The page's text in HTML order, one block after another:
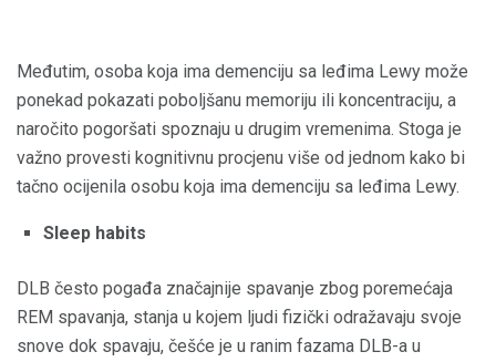
Međutim, osoba koja ima demenciju sa leđima Lewy može
ponekad pokazati poboljšanu memoriju ili koncentraciju, a
naročito pogoršati spoznaju u drugim vremenima. Stoga je
važno provesti kognitivnu procjenu više od jednom kako bi
tačno ocijenila osobu koja ima demenciju sa leđima Lewy.
Sleep habits
DLB često pogađa značajnije spavanje zbog poremećaja
REM spavanja, stanja u kojem ljudi fizički odražavaju svoje
snove dok spavaju, češće je u ranim fazama DLB-a u